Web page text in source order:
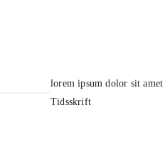
lorem ipsum dolor sit
Tidsskrift